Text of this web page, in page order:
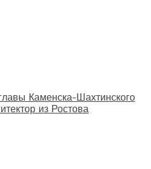
Каменска-Шахтинского
из Ростова